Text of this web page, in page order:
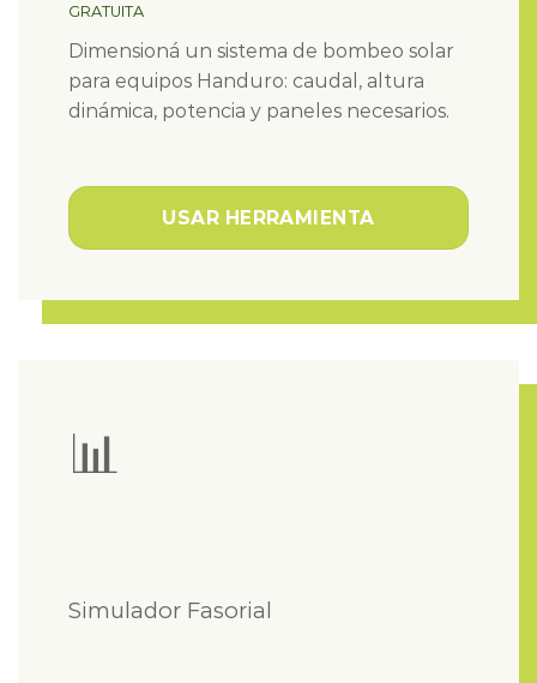
GRATUITA
Dimensioná un sistema de bombeo solar
para equipos Handuro: caudal, altura
dinámica, potencia y paneles necesarios.
USAR HERRAMIENTA
📊
Simulador Fasorial